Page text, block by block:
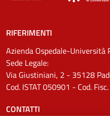
RIFERIMENTI
Azienda Ospedale-Università
Sede Legale:
Via Giustiniani, 2 - 35128
Cod. ISTAT 050901 - Cod.
CONTATTI